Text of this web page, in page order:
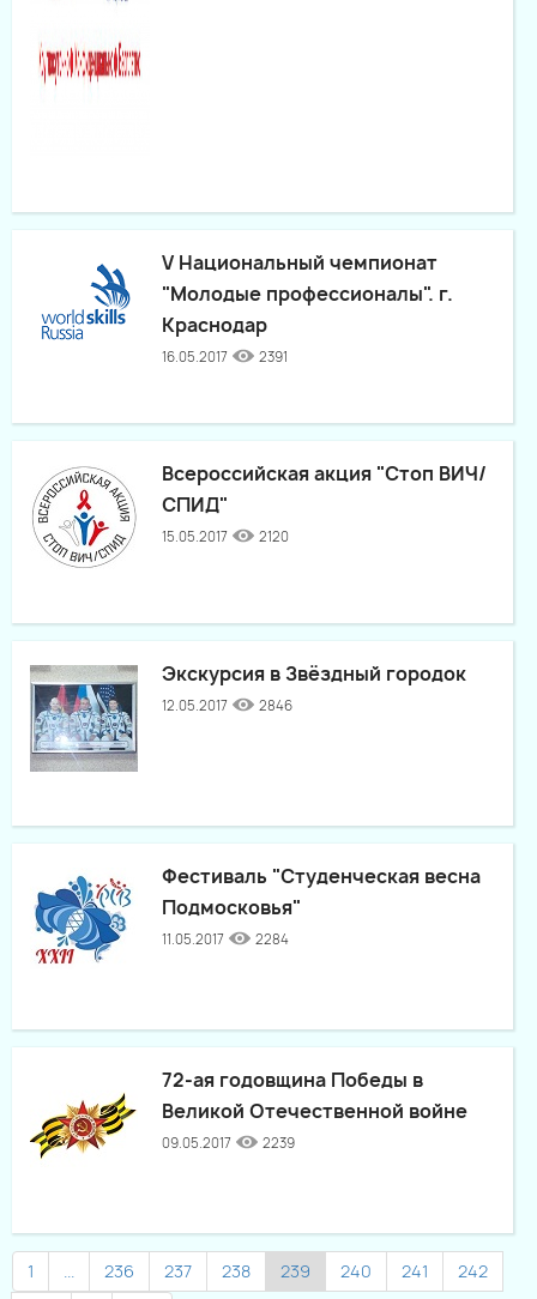
V Национальный чемпионат
"Молодые профессионалы". г.
Краснодар
16.05.2017 2391
Всероссийская акция "Стоп ВИЧ/
СПИД"
15.05.2017 2120
Экскурсия в Звёздный городок
12.05.2017 2846
Фестиваль "Студенческая весна
Подмосковья"
11.05.2017 2284
72-ая годовщина Победы в
Великой Отечественной войне
09.05.2017 2239
1 ... 236 237 238 239 240 241 242